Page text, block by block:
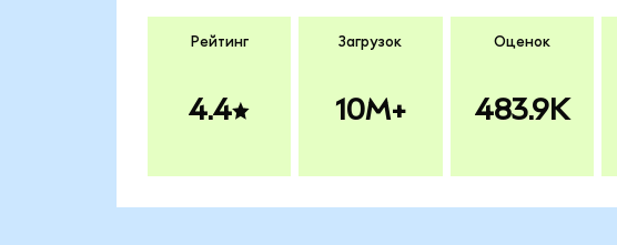
Рейтинг
4.4
Загрузок
10M+
Оценок
483.9K